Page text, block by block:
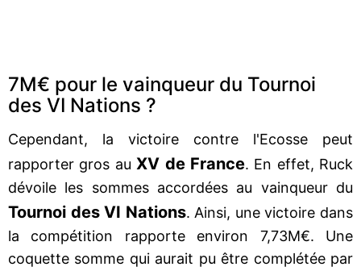
7M€ pour le vainqueur du Tournoi
des VI Nations ?
Cependant, la victoire contre l'Ecosse peut
rapporter gros auXV de France. En effet, Ruck
dévoile les sommes accordées au vainqueur du
Tournoi des VI Nations. Ainsi, une victoire dans
la compétition rapporte environ 7,73M€. Une
coquette somme qui aurait pu être complétée par